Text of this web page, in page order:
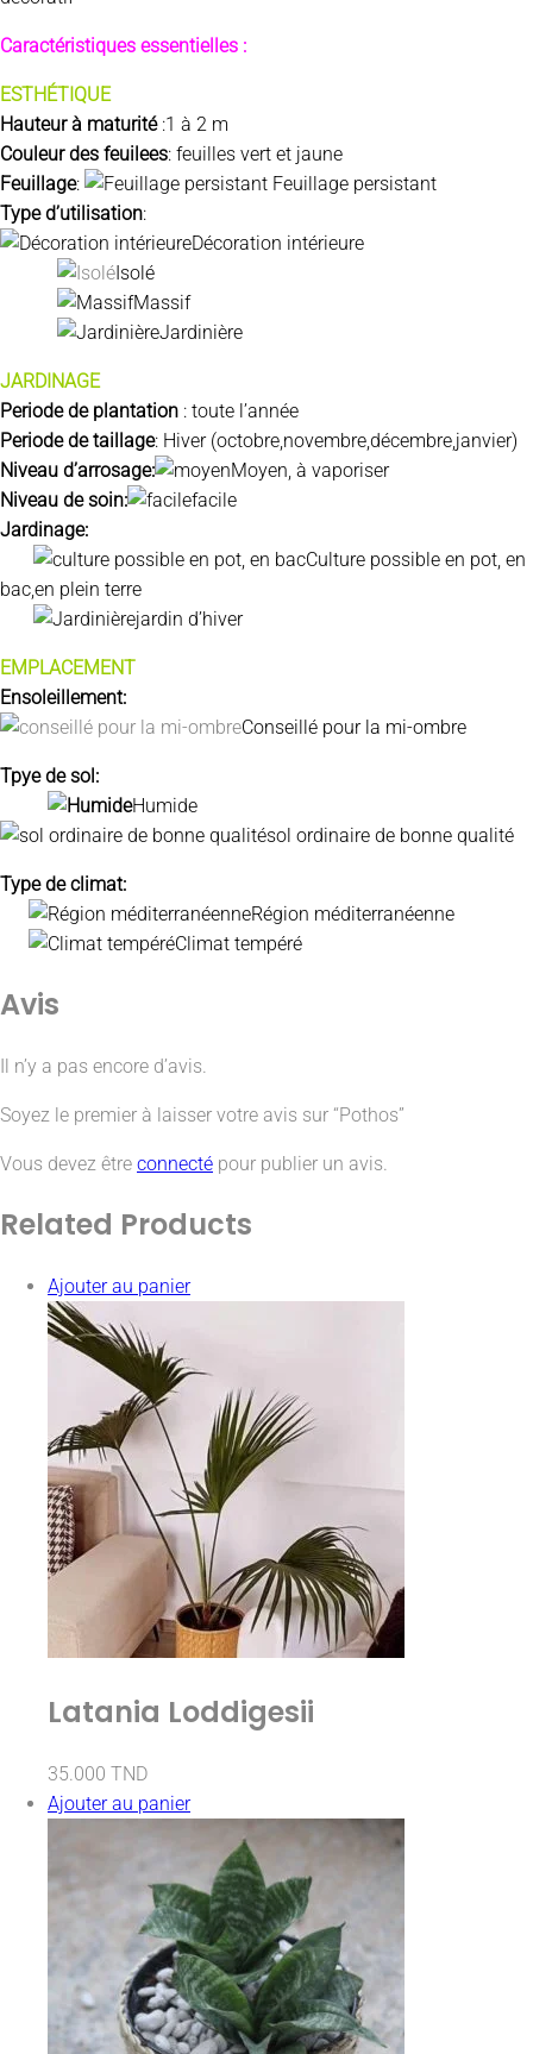
Caractéristiques essentielles :
ESTHÉTIQUE
Hauteur à maturité:1 à 2 m
Couleur des feuilees: feuilles vert et jaune
Feuillage:
Feuillage persistant
Type d’utilisation:
Décoration intérieure
Isolé
Massif
Jardinière
JARDINAGE
Periode de plantation : toute l’année
Periode de taillage: Hiver (octobre,novembre,décembre,janvier)
Niveau d’arrosage:
Moyen, à vaporiser
Niveau de soin:
facile
Jardinage:
Culture possible en pot, en
bac,en plein terre
jardin d’hiver
EMPLACEMENT
Ensoleillement:
Conseillé pour la mi-ombre
Tpye de sol:
Humide
sol ordinaire de bonne qualité
Type de climat:
Région méditerranéenne
Climat tempéré
Avis
Il n’y a pas encore d’avis.
Soyez le premier à laisser votre avis sur “Pothos”
Vous devez être connecté pour publier un avis.
Related Products
Ajouter au panier
Latania Loddigesii
35.000 TND
Ajouter au panier